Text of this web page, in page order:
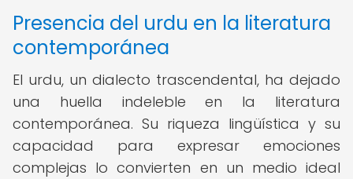
Presencia del urdu en la literatura
contemporánea
El urdu, un dialecto trascendental, ha dejado
una huella indeleble en la literatura
contemporánea. Su riqueza lingüística y su
capacidad para expresar emociones
complejas lo convierten en un medio ideal